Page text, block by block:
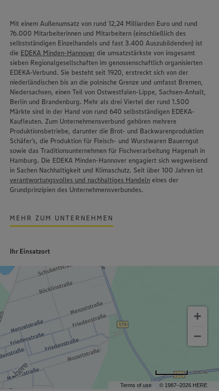
Mit einem Außenumsatz von rund 12,24 Milliarden Euro und rund
76.000 Mitarbeiterinnen und Mitarbeitern (einschließlich des
selbstständigen Einzelhandels und fast 3.400 Auszubildenden) ist
die EDEKA Minden-Hannover die umsatzstärkste von insgesamt
sieben Regionalgesellschaften im genossenschaftlich organisierten
EDEKA-Verbund. Sie besteht seit 1920, erstreckt sich von der
niederländischen bis an die polnische Grenze und umfasst Bremen,
Niedersachsen, einen Teil von Ostwestfalen-Lippe, Sachsen-Anhalt,
Berlin und Brandenburg. Mehr als drei Viertel der rund 1.500
Märkte sind in der Hand von rund 640 selbstständigen EDEKA-
Kaufleuten. Zum Unternehmensverbund gehören mehrere
Produktionsbetriebe, darunter die Brot- und Backwarenproduktion
Schäfer’s, die Produktion für Fleisch- und Wurstwaren Bauerngut
sowie das Traditionsunternehmen für Fischverarbeitung Hagenah in
Hamburg. Die EDEKA Minden-Hannover engagiert sich wegweisend
in Sachen Nachhaltigkeit und Klimaschutz. Seit über 100 Jahren ist
verantwortungsvolles und nachhaltiges Handeln eines der
Grundprinzipien des Unternehmensverbundes.
MEHR ZUM UNTERNEHMEN
Ihr Einsatzort
Terms of use © 1987–2026 HERE
200 m